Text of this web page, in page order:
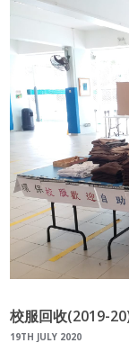
校服回收(2019-
19TH JULY 2020